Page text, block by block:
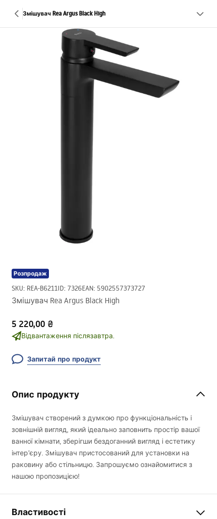
Змішувач Rea Argus Black High
Розпродаж
SKU: REA-B6211ID: 7326EAN: 5902557373727
Змішувач Rea Argus Black High
5 220,00 ₴
Відвантаження післязавтра.
Запитай про продукт
Опис продукту
Змішувач створений з думкою про функціональність і
зовнішній вигляд, який ідеально заповнить простір вашої
ванної кімнати, зберігши бездоганний вигляд і естетику
інтер’єру. Змішувач пристосований для установки на
раковину або стільницю. Запрошуємо ознайомитися з
нашою пропозицією!
Властивості